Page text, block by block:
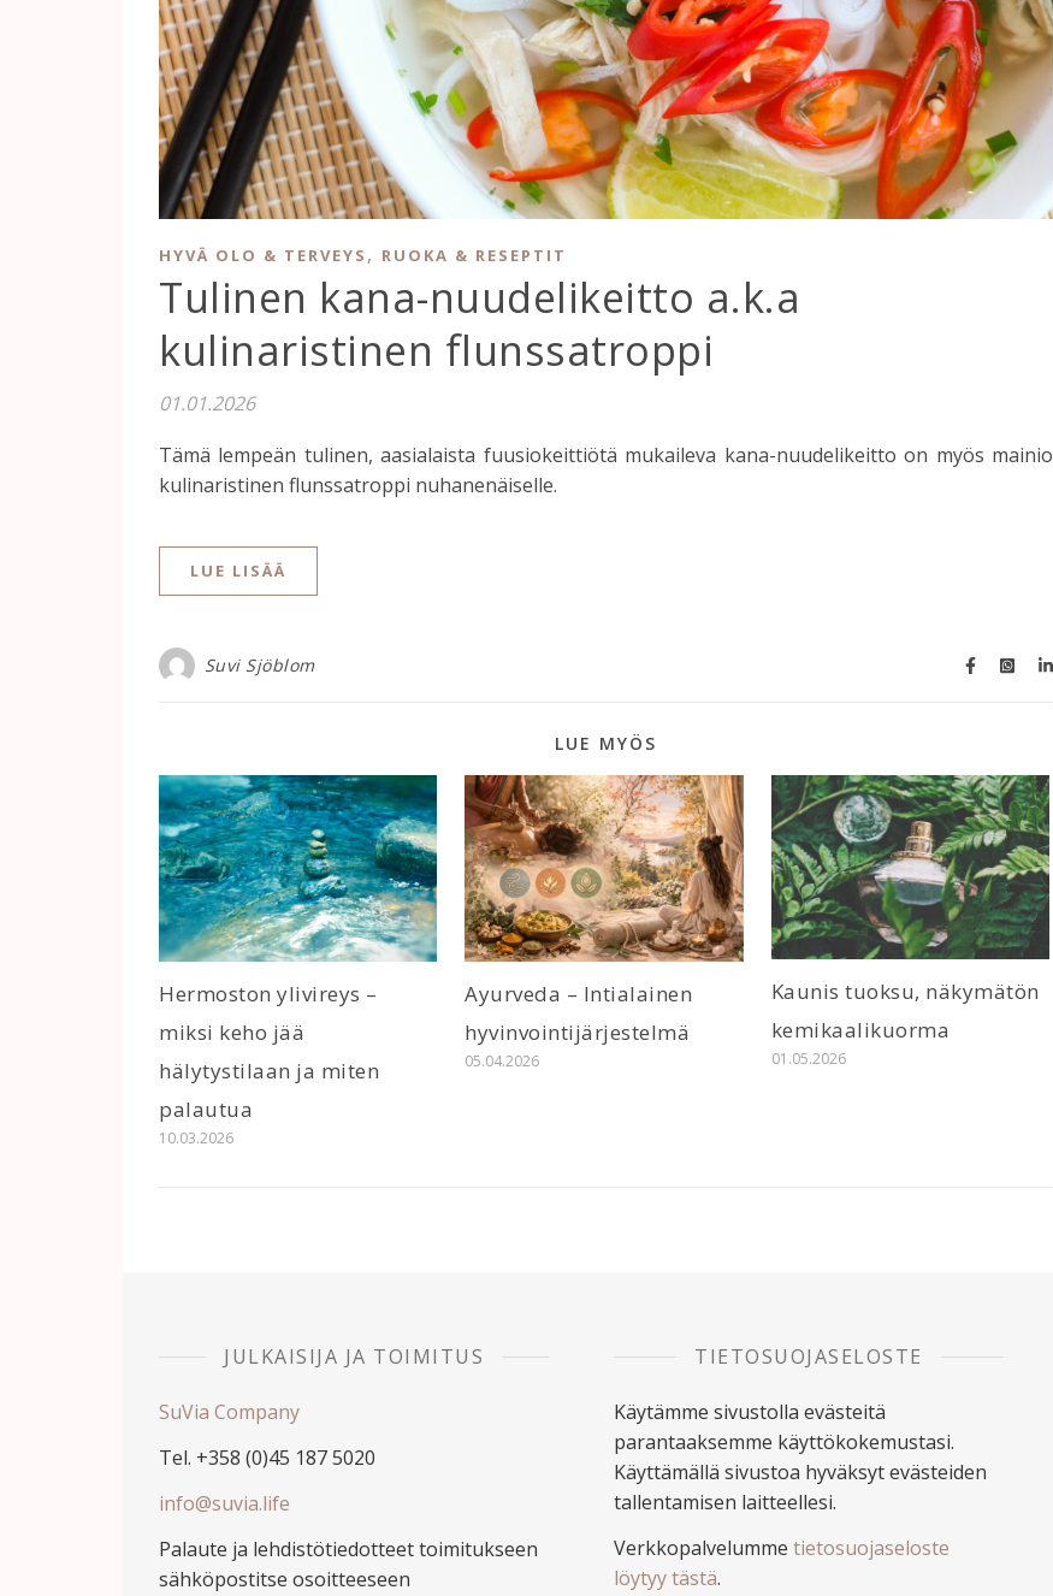
HYVÄ OLO & TERVEYS , RUOKA & RESEPTIT
Tulinen kana-nuudelikeitto a.k.a
kulinaristinen flunssatroppi
01.01.2026
Tämä lempeän tulinen, aasialaista fuusiokeittiötä mukaileva kana-nuudelikeitto on myös mainio
kulinaristinen flunssatroppi nuhanenäiselle.
LUE LISÄÄ
Suvi Sjöblom
LUE MYÖS
Hermoston ylivireys –
miksi keho jää
hälytystilaan ja miten
palautua
10.03.2026
Ayurveda – Intialainen
hyvinvointijärjestelmä
05.04.2026
Kaunis tuoksu, näkymätön
kemikaalikuorma
01.05.2026
JULKAISIJA JA TOIMITUS
SuVia Company
Tel. +358 (0)45 187 5020
info@suvia.life
Palaute ja lehdistötiedotteet toimitukseen
sähköpostitse osoitteeseen
TIETOSUOJASELOSTE
Käytämme sivustolla evästeitä
parantaaksemme käyttökokemustasi.
Käyttämällä sivustoa hyväksyt evästeiden
tallentamisen laitteellesi.
Verkkopalvelumme tietosuojaseloste
löytyy tästä.